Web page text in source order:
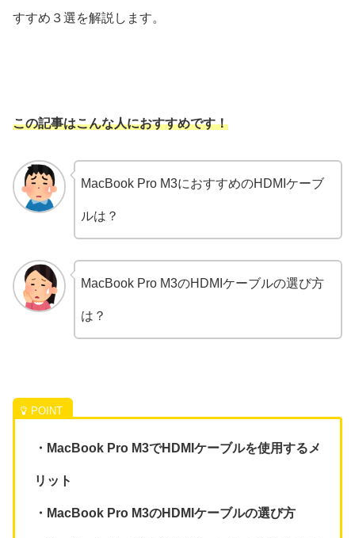
すすめ３選を解説します。
この記事はこんな人におすすめです！
MacBook Pro M3におすすめのHDMIケーブ
ルは？
MacBook Pro M3のHDMIケーブルの選び方
は？
・MacBook Pro M3でHDMIケーブルを使用するメ
リット
・MacBook Pro M3のHDMIケーブルの選び方